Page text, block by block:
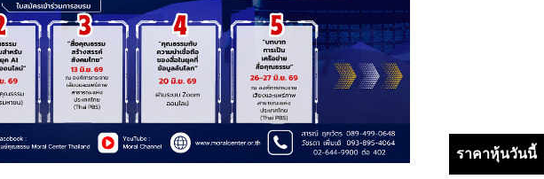
ราคาหุ้นวันนี้